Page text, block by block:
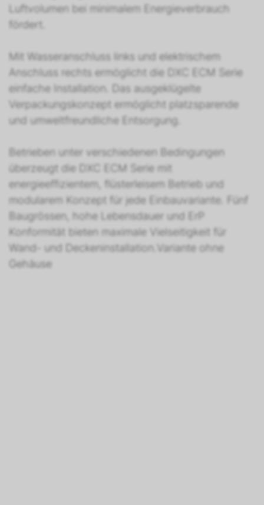
Luftvolumen bei minimalem Energieverbrauch
fördert.
Mit Wasseranschluss links und elektrischem
Anschluss rechts ermöglicht die DXC ECM Serie
einfache Installation. Das ausgeklügelte
Verpackungskonzept ermöglicht platzsparende
und umweltfreundliche Entsorgung.
Betrieben unter verschiedenen Bedingungen
überzeugt die DXC ECM Serie mit
energieeffizientem, flüsterleisem Betrieb und
modularem Konzept für jede Einbauvariante. Fünf
Baugrössen, hohe Lebensdauer und ErP
Konformität bieten maximale Vielseitigkeit für
Wand- und Deckeninstallation.Variante ohne
Gehäuse